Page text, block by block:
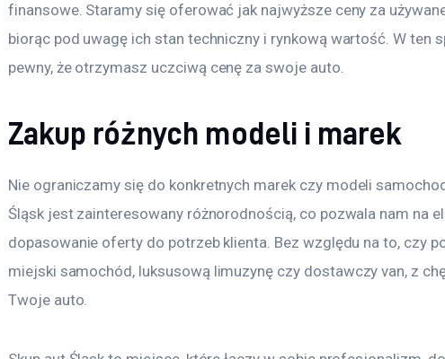
finansowe. Staramy się oferować jak najwyższe ceny za
biorąc pod uwagę ich stan techniczny i rynkową wartość. W ten
pewny, że otrzymasz uczciwą cenę za swoje auto.
Zakup różnych modeli i marek
Nie ograniczamy się do konkretnych marek czy modeli
Śląsk jest zainteresowany różnorodnością, co pozwala nam na
dopasowanie oferty do potrzeb klienta. Bez względu na to, czy
miejski samochód, luksusową limuzynę czy dostawczy van, z
Twoje auto.